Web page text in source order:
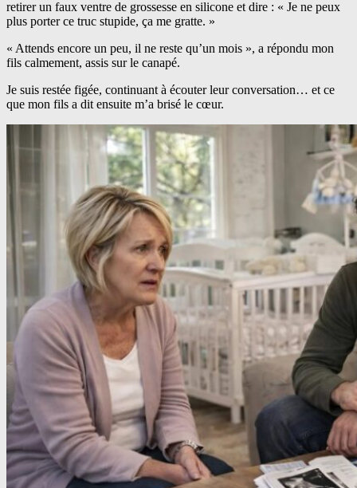
retirer un faux ventre de grossesse en silicone et dire : « Je ne peux
plus porter ce truc stupide, ça me gratte. »
« Attends encore un peu, il ne reste qu’un mois », a répondu mon
fils calmement, assis sur le canapé.
Je suis restée figée, continuant à écouter leur conversation… et ce
que mon fils a dit ensuite m’a brisé le cœur.